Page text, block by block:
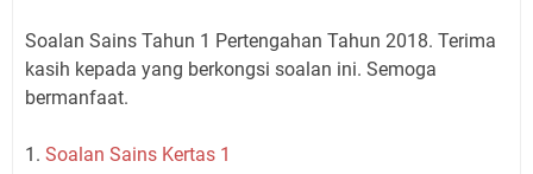
Soalan Sains Tahun 1 Pertengahan Tahun 2018. Terima
kasih kepada yang berkongsi soalan ini. Semoga
bermanfaat.
1. Soalan Sains Kertas 1